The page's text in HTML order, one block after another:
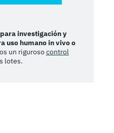
investigación y
uso humano in vivo o
un rigurosocontrol
lotes.